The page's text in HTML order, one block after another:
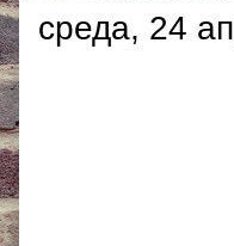
среда, 24